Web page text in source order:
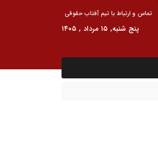
تماس و ارتباط با تیم آفتاب حقوقی
پنج شنبه, ۱۵ مرداد , ۱۴۰۵